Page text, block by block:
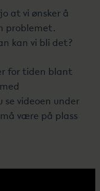
at vi ønsker å
problemet.
kan vi bli det?
for tiden blant
videoen under
være på plass